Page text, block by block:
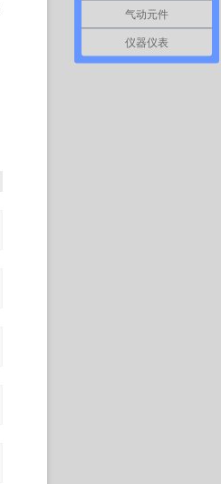
气动元件
仪器仪表